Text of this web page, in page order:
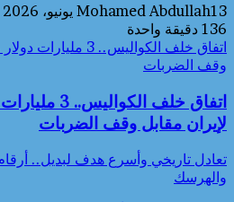
Mohamed Abdullah13 يونيو، 2026
136 دقيقة واحدة
اتفاق خلف الكواليس..
وقف الضربات
اتفاق خلف
لإيران مقابل وقف الضربات
تعادل تاريخي وأسرع هدف لبديل..
والهرسك